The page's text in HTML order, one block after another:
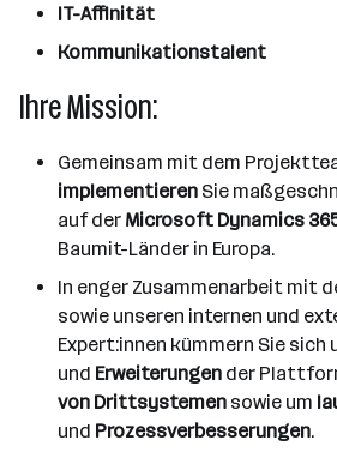
IT-Affinität
Kommunikationstalent
Ihre Mission:
Gemeinsam mit dem
implementieren Sie
auf der Microsoft Dynamics
Baumit-Länder in Europa.
In enger Zusammenarbeit mit
sowie unseren internen und
Expert:innen kümmern Sie sich
und Erweiterungen der
von Drittsystemen sowie um
und Prozessverbesserungen.